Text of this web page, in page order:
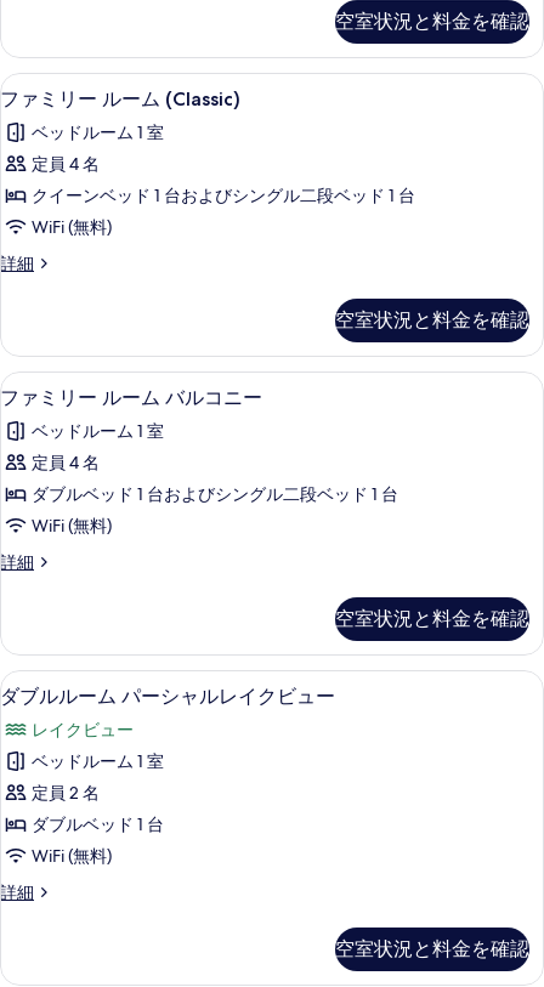
る
る
ル
ル
ー
ム
の
す
べ
て
真
を
表
示
す
る
ー
ド
ダ
ル
ル
ム
の
細
空室状況と料金を確認
フ
ァ
ミ
リ
ー
ー
(Classic)
の
す
べ
て
の
写
真
示
す
る
ファミリー ルーム (Classic) | 高級寝
3
ファミリー ルーム (Classic)
ベッドルーム 1 室
定員 4 名
クイーンベッド 1 台およびシングル二段ベッド 1 台
WiFi (無料)
詳細
フ
ー
ル
ー
(Classic)
の
細
空室状況と料金を確認
フ
ァ
ミ
リ
ー
ー
バ
ル
コ
ニ
ー
の
す
べ
て
ファミリー ルーム バルコニー | 高級
3
ファミリー ルーム バルコニー
ベッドルーム 1 室
定員 4 名
ダブルベッド 1 台およびシングル二段ベッド 1 台
WiFi (無料)
詳細
フ
ー
ル
ー
ム
バ
ル
コ
ニ
ー
の
詳
細
空室状況と料金を確認
ダ
ブ
ル
ル
ー
ム
ー
ャ
ダブルルーム パーシャルレイクビュ
9
ダブルルーム パーシャルレイクビュー
レイクビュー
ベッドルーム 1 室
定員 2 名
ダブルベッド 1 台
WiFi (無料)
詳細
ダ
ー
空室状況と料金を確認